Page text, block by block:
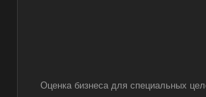
Оценка бизнеса для специальных